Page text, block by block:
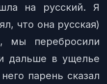
на русский. Я
что она русская)
мы перебросили
дальше в ущелье
парень сказал